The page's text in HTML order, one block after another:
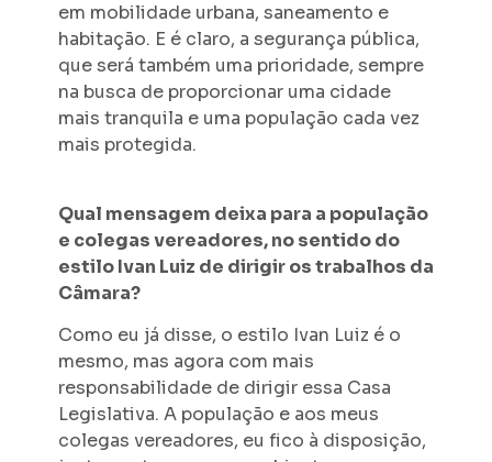
em mobilidade urbana, saneamento e
habitação. E é claro, a segurança pública,
que será também uma prioridade, sempre
na busca de proporcionar uma cidade
mais tranquila e uma população cada vez
mais protegida.
Qual mensagem deixa para a população
e colegas vereadores, no sentido do
estilo Ivan Luiz de dirigir os trabalhos da
Câmara?
Como eu já disse, o estilo Ivan Luiz é o
mesmo, mas agora com mais
responsabilidade de dirigir essa Casa
Legislativa. A população e aos meus
colegas vereadores, eu fico à disposição,